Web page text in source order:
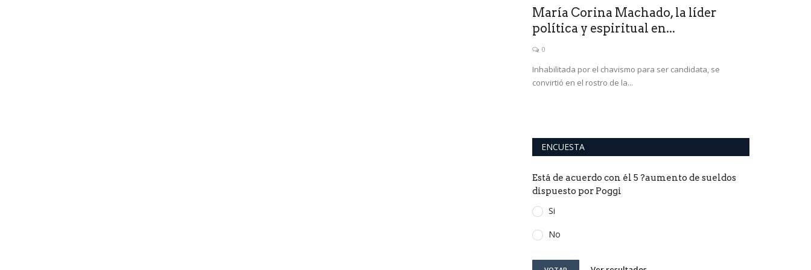
María Corina Machado, la líder
política y espiritual en...
0
Inhabilitada por el chavismo para ser candidata, se
convirtió en el rostro de la...
ENCUESTA
Está de acuerdo con él 5 ?aumento de sueldos
dispuesto por Poggi
Si
No